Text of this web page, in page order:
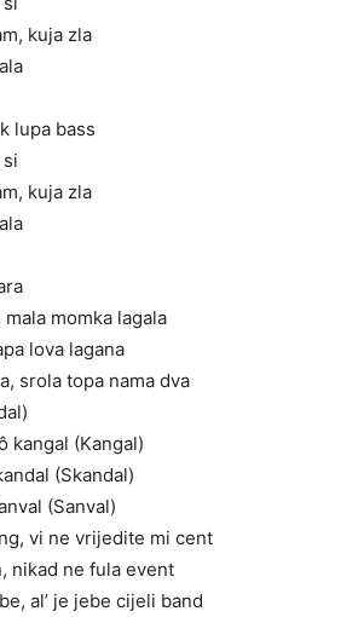
kuja zla
lupa bass
kuja zla
mala momka lagala
lova lagana
srola topa nama dva
kangal (Kangal)
(Skandal)
(Sanval)
vi ne vrijedite mi cent
nikad ne fula event
al’ je jebe cijeli band